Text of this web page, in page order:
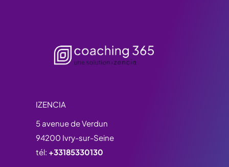
IZENCIA
5 avenue de Verdun
94200 Ivry-sur-Seine
tél: +33185330130